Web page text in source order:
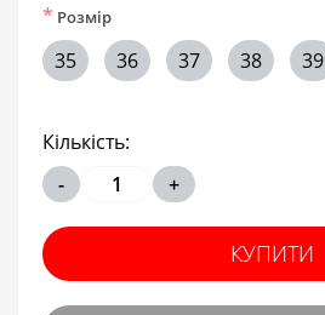
* Розмір
35 36 37 38 39
Кількість:
-
+
КУПИТИ